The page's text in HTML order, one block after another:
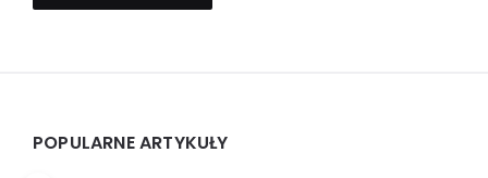
Widgets
POPULARNE ARTYKUŁY